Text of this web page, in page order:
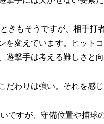
きもそうですが、相手
を変えています。ヒット
遊撃手は考える難しさと
わりは強い。それを感
ですが、守備位置や捕